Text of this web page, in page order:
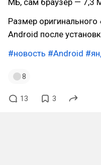
МБ, сам браузер — 7,3
Размер оригинального
Android после
#новость #Android
8
13 3